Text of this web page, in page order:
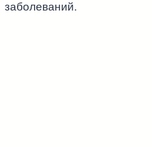
заболеваний.